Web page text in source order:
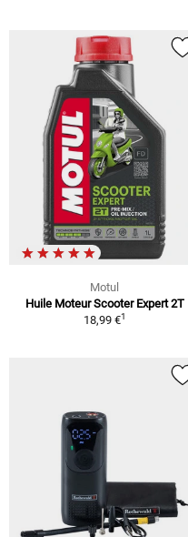
Motul
Huile Moteur Scooter Expert 2T
18,99 €1